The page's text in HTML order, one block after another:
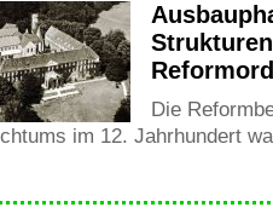
Strukturen
Die
im 12. Jahrhundert